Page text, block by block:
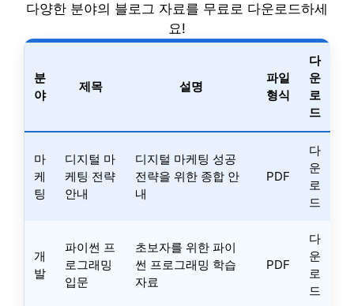
다양한 분야의 블로그 자료를 무료로 다운로드하세
요!
분
야
제목 설명
파일
형식
다
운
로
드
마
케
팅
디지털 마
케팅 전략
안내
디지털 마케팅 성공
전략을 위한 종합 안
내
PDF
다
운
로
드
개
발
파이썬 프
로그래밍
입문
초보자를 위한 파이
썬 프로그래밍 학습
자료
PDF
다
운
로
드